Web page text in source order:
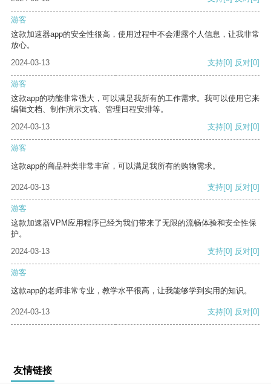
游客
这款加速器app的安全性很高，使用过程中不会泄露个人信息，让我非常
放心。
2024-03-13
支持[0] 反对[0]
游客
这款app的功能非常强大，可以满足我所有的工作需求。我可以使用它来
编辑文档、制作演示文稿、管理日程安排等。
2024-03-13
支持[0] 反对[0]
游客
这款app的商品种类非常丰富，可以满足我所有的购物需求。
2024-03-13 支持[0] 反对[0]
游客
这款加速器VPM应用程序已经为我们带来了无限的流畅体验和安全性保
护。
2024-03-13
支持[0] 反对[0]
游客
这款app的老师非常专业，教学水平很高，让我能够学到实用的知识。
2024-03-13 支持[0] 反对[0]
友情链接